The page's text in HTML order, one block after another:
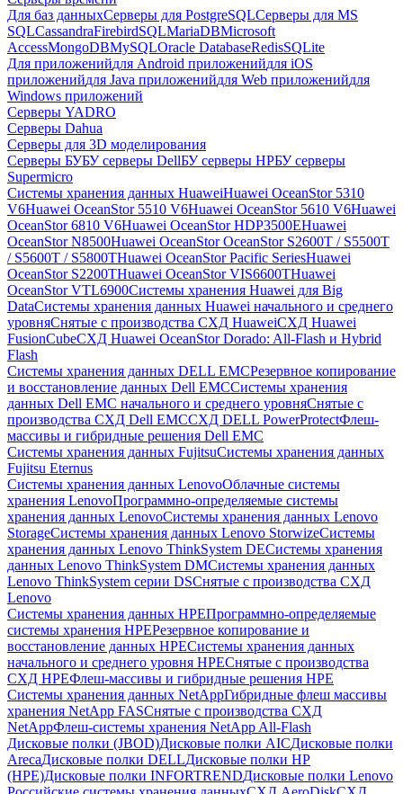
Для баз данныхСерверы для PostgreSQLСерверы для MS
SQLCassandraFirebirdSQLMariaDBMicrosoft
AccessMongoDBMySQLOracle DatabaseRedisSQLite
Для приложенийдля Android приложенийдля iOS
приложенийдля Java приложенийдля Web приложенийдля
Windows приложений
Серверы YADRO
Серверы Dahua
Серверы для 3D моделирования
Серверы БУБУ серверы DellБУ серверы HPБУ серверы
Supermicro
Системы хранения данных HuaweiHuawei OceanStor 5310
V6Huawei OceanStor 5510 V6Huawei OceanStor 5610 V6Huawei
OceanStor 6810 V6Huawei OceanStor HDP3500EHuawei
OceanStor N8500Huawei OceanStor OceanStor S2600T / S5500T
/ S5600T / S5800THuawei OceanStor Pacific SeriesHuawei
OceanStor S2200THuawei OceanStor VIS6600THuawei
OceanStor VTL6900Системы хранения Huawei для Big
DataСистемы хранения данных Huawei начального и среднего
уровняСнятые с производства СХД HuaweiСХД Huawei
FusionCubeСХД Huawei OceanStor Dorado: All-Flash и Hybrid
Flash
Системы хранения данных DELL EMCРезервное копирование
и восстановление данных Dell EMCСистемы хранения
данных Dell EMC начального и среднего уровняСнятые с
производства СХД Dell EMCСХД DELL PowerProtectФлеш-
массивы и гибридные решения Dell EMC
Системы хранения данных FujitsuСистемы хранения данных
Fujitsu Eternus
Системы хранения данных LenovoОблачные системы
хранения LenovoПрограммно-определяемые системы
хранения данных LenovoСистемы хранения данных Lenovo
StorageСистемы хранения данных Lenovo StorwizeСистемы
хранения данных Lenovo ThinkSystem DEСистемы хранения
данных Lenovo ThinkSystem DMСистемы хранения данных
Lenovo ThinkSystem серии DSСнятые с производства СХД
Lenovo
Системы хранения данных HPEПрограммно-определяемые
системы хранения HPEРезервное копирование и
восстановление данных HPEСистемы хранения данных
начального и среднего уровня HPEСнятые с производства
СХД HPEФлеш-массивы и гибридные решения HPE
Cистемы хранения данных NetAppГибридные флеш массивы
хранения NetApp FASСнятые с производства СХД
NetAppФлеш-системы хранения NetApp All-Flash
Дисковые полки (JBOD)Дисковые полки AICДисковые полки
ArecaДисковые полки DELLДисковые полки HP
(HPE)Дисковые полки INFORTRENDДисковые полки Lenovo